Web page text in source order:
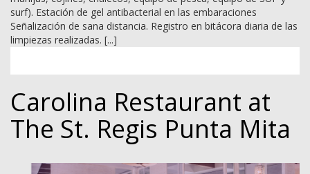
surf). Estación de gel antibacterial en las embaraciones
Señalización de sana distancia. Registro en bitácora diaria de las
limpiezas realizadas. [...]
Carolina Restaurant at
The St. Regis Punta Mita